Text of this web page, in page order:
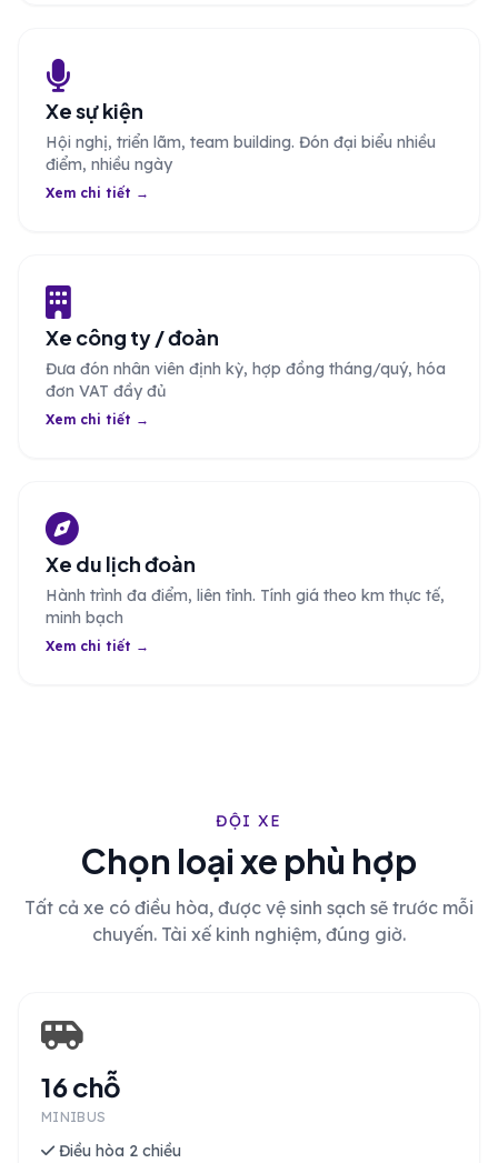
Xe sự kiện
Hội nghị, triển lãm, team building. Đón đại biểu nhiều
điểm, nhiều ngày
Xem chi tiết →
Xe công ty / đoàn
Đưa đón nhân viên định kỳ, hợp đồng tháng/quý, hóa
đơn VAT đầy đủ
Xem chi tiết →
Xe du lịch đoàn
Hành trình đa điểm, liên tỉnh. Tính giá theo km thực tế,
minh bạch
Xem chi tiết →
ĐỘI XE
Chọn loại xe phù hợp
Tất cả xe có điều hòa, được vệ sinh sạch sẽ trước mỗi
chuyến. Tài xế kinh nghiệm, đúng giờ.
16 chỗ
MINIBUS
Điều hòa 2 chiều